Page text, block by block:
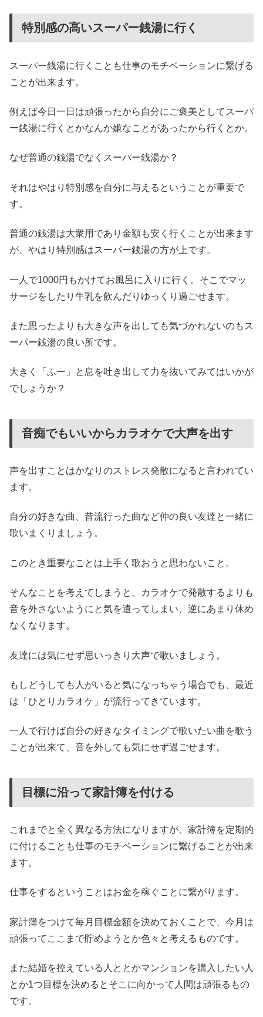
特別感の高いスーパー銭湯に行く
スーパー銭湯に行くことも仕事のモチベーションに繋げる
ことが出来ます。
例えば今日一日は頑張ったから自分にご褒美としてスーパ
ー銭湯に行くとかなんか嫌なことがあったから行くとか。
なぜ普通の銭湯でなくスーパー銭湯か？
それはやはり特別感を自分に与えるということが重要で
す。
普通の銭湯は大衆用であり金額も安く行くことが出来ます
が、やはり特別感はスーパー銭湯の方が上です。
一人で1000円もかけてお風呂に入りに行く。そこでマッ
サージをしたり牛乳を飲んだりゆっくり過ごせます。
また思ったよりも大きな声を出しても気づかれないのもス
ーパー銭湯の良い所です。
大きく「ふー」と息を吐き出して力を抜いてみてはいかが
でしょうか？
音痴でもいいからカラオケで大声を出す
声を出すことはかなりのストレス発散になると言われてい
ます。
自分の好きな曲、昔流行った曲など仲の良い友達と一緒に
歌いまくりましょう。
このとき重要なことは上手く歌おうと思わないこと。
そんなことを考えてしまうと、カラオケで発散するよりも
音を外さないようにと気を遣ってしまい、逆にあまり休め
なくなります。
友達には気にせず思いっきり大声で歌いましょう。
もしどうしても人がいると気になっちゃう場合でも、最近
は「ひとりカラオケ」が流行ってきています。
一人で行けば自分の好きなタイミングで歌いたい曲を歌う
ことが出来て、音を外しても気にせず過ごせます。
目標に沿って家計簿を付ける
これまでと全く異なる方法になりますが、家計簿を定期的
に付けることも仕事のモチベーションに繋げることが出来
ます。
仕事をするということはお金を稼ぐことに繋がります。
家計簿をつけて毎月目標金額を決めておくことで、今月は
頑張ってここまで貯めようとか色々と考えるものです。
また結婚を控えている人ととかマンションを購入したい人
とか1つ目標を決めるとそこに向かって人間は頑張るもの
です。